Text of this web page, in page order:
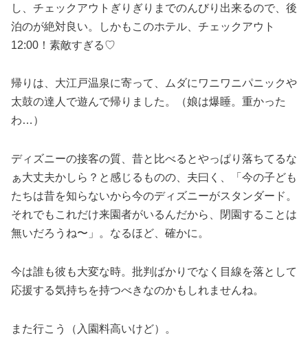
し、チェックアウトぎりぎりまでのんびり出来るので、後
泊のが絶対良い。しかもこのホテル、チェックアウト
12:00！素敵すぎる♡
帰りは、大江戸温泉に寄って、ムダにワニワニパニックや
太鼓の達人で遊んで帰りました。（娘は爆睡。重かった
わ…）
ディズニーの接客の質、昔と比べるとやっぱり落ちてるな
ぁ大丈夫かしら？と感じるものの、夫曰く、「今の子ども
たちは昔を知らないから今のディズニーがスタンダード。
それでもこれだけ来園者がいるんだから、閉園することは
無いだろうね〜」。なるほど、確かに。
今は誰も彼も大変な時。批判ばかりでなく目線を落として
応援する気持ちを持つべきなのかもしれませんね。
また行こう（入園料高いけど）。